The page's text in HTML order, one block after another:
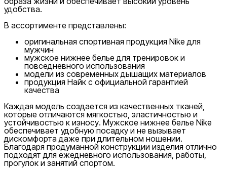
удобства.
В ассортименте представлены:
оригинальная спортивная продукция Nike для
мужчин
мужское нижнее белье для тренировок и
повседневного использования
модели из современных дышащих материалов
продукция Найк с официальной гарантией
качества
Каждая модель создается из качественных тканей,
которые отличаются мягкостью, эластичностью и
устойчивостью к износу. Мужское нижнее белье Nike
обеспечивает удобную посадку и не вызывает
дискомфорта даже при длительном ношении.
Благодаря продуманной конструкции изделия отлично
подходят для ежедневного использования, работы,
прогулок и занятий спортом.